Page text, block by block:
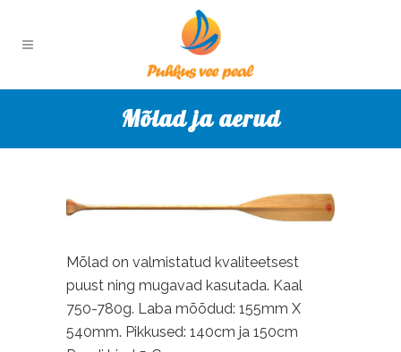
Mõlad ja aerud
Mõlad on valmistatud kvaliteetsest
puust ning mugavad kasutada. Kaal
750-780g. Laba mõõdud: 155mm X
540mm. Pikkused: 140cm ja 150cm